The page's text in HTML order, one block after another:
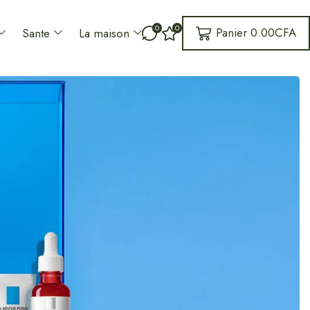
Sante La maison 0 0 Panier 0.00CFA